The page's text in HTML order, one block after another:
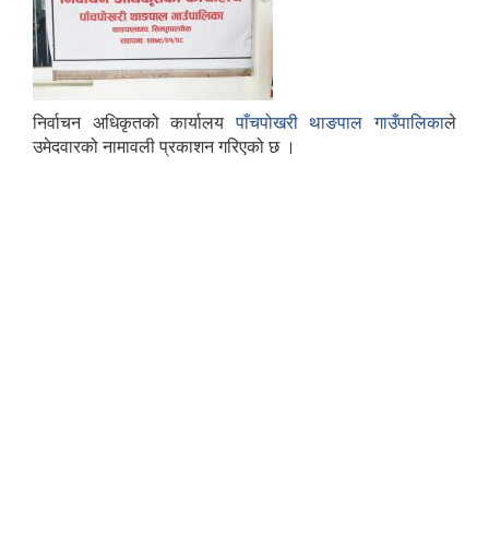
निर्वाचन अधिकृतको कार्यालयपाँचपोखरी थाङपाल गाउँपालिकाले
उमेदवारको नामावली प्रकाशन गरिएको छ ।